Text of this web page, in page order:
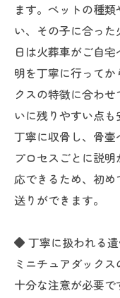
ます。ペットの種
い、その子に合っ
日は火葬車がご自
明を丁寧に行って
クスの特徴に合わ
いに残りやすい点
丁寧に収骨し、骨壷
プロセスごとに説
応できるため、初
送りができます。
◆ 丁寧に扱われる
ミニチュアダック
十分な注意が必要